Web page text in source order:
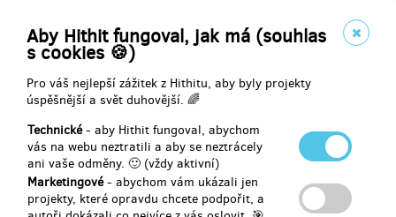
Aby Hithit fungoval, jak má (souhlas
s cookies 🍪)
Pro váš nejlepší zážitek z Hithitu, aby byly projekty
úspěšnější a svět duhovější. 🌈
Technické- aby Hithit fungoval, abychom
vás na webu neztratili a aby se neztrácely
ani vaše odměny. 🙂 (vždy aktivní)
Marketingové- abychom vám ukázali jen
projekty, které opravdu chcete podpořit, a
Originální design pro neziskovou organizaci Tady to mám rád, z.s.
vytvořila Jitka Hrůzová na motivy ilustrace Moniky Pavlové.
Doručení odměny: na poštovní adresu, do měsíce po ukončení
projektu na Hithitu
350 Kč